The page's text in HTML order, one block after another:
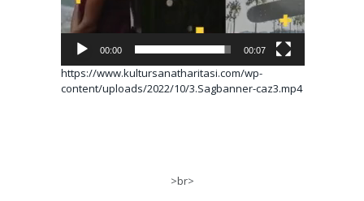
00:00 00:07
https://www.kultursanatharitasi.com/wp-
content/uploads/2022/10/3.Sagbanner-caz3.mp4
>br>